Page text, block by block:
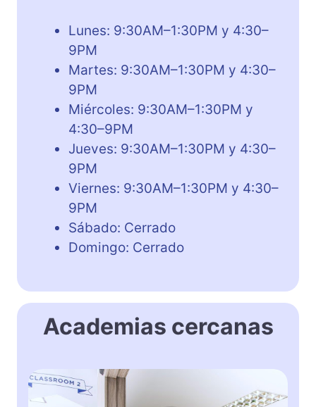
Lunes: 9:30AM–1:30PM y 4:30–
9PM
Martes: 9:30AM–1:30PM y 4:30–
9PM
Miércoles: 9:30AM–1:30PM y
4:30–9PM
Jueves: 9:30AM–1:30PM y 4:30–
9PM
Viernes: 9:30AM–1:30PM y 4:30–
9PM
Sábado: Cerrado
Domingo: Cerrado
Academias cercanas
T